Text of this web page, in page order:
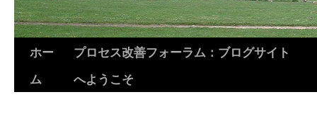
ホー
ム
プロセス改善フォーラム：ブログサイト
へようこそ